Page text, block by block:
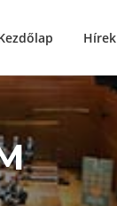
Hírek